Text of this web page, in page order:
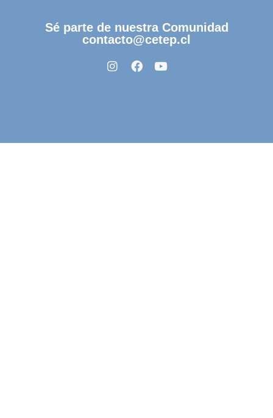
Sé parte de nuestra Comunidad
contacto@cetep.cl